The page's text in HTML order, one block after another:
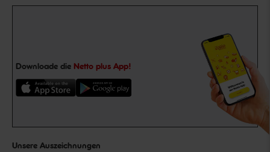
Downloade die Netto plus App!
Unsere Auszeichnungen